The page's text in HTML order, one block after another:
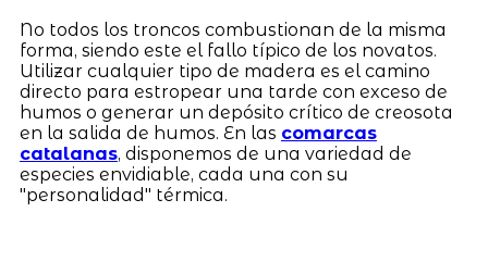
No todos los troncos combustionan de la misma
forma, siendo este el fallo típico de los novatos.
Utilizar cualquier tipo de madera es el camino
directo para estropear una tarde con exceso de
humos o generar un depósito crítico de creosota
en la salida de humos. En las comarcas
catalanas, disponemos de una variedad de
especies envidiable, cada una con su
"personalidad" térmica.